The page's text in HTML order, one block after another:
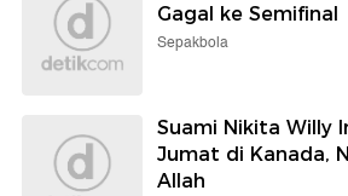
Gagal ke Semifinal
Sepakbola
Suami Nikita Willy
Jumat di Kanada,
Allah